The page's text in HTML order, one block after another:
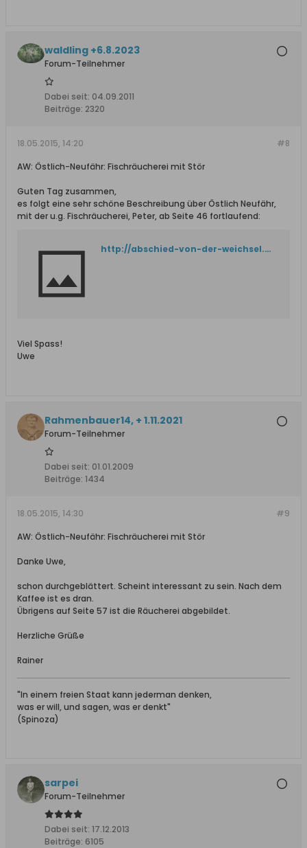
waldling +6.8.2023
Forum-Teilnehmer
Dabei seit: 04.09.2011
Beiträge: 2320
#8
18.05.2015, 14:20
AW: Östlich-Neufähr: Fischräucherei mit Stör
Guten Tag zusammen,
es folgt eine sehr schöne Beschreibung über Östlich Neufähr,
mit der u.g. Fischräucherei, Peter, ab Seite 46 fortlaufend:
http://abschied-von-der-weichsel.de/Abschied_von_der_Weichsel_10.pdf
Viel Spass!
Uwe
Rahmenbauer14, + 1.11.2021
Forum-Teilnehmer
Dabei seit: 01.01.2009
Beiträge: 1434
#9
18.05.2015, 14:30
AW: Östlich-Neufähr: Fischräucherei mit Stör
Danke Uwe,
schon durchgeblättert. Scheint interessant zu sein. Nach dem
Kaffee ist es dran.
Übrigens auf Seite 57 ist die Räucherei abgebildet.
Herzliche Grüße
Rainer
"In einem freien Staat kann jederman denken,
was er will, und sagen, was er denkt"
(Spinoza)
sarpei
Forum-Teilnehmer
Dabei seit: 17.12.2013
Beiträge: 6105